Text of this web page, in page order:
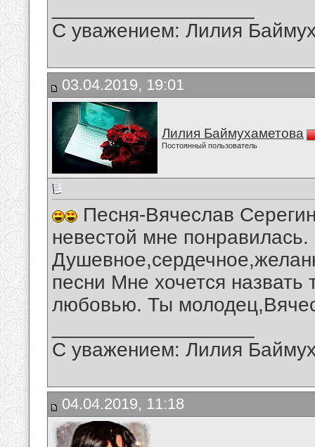
С уважением: Лилия
03.04.2019, 19:01
Лилия Баймухаметова
Постоянный пользователь
Песня-Вячеслав
невестой мне понравилась.
песни Мне хочется
любовью. Ты
С уважением: Лилия
04.04.2019, 11:18